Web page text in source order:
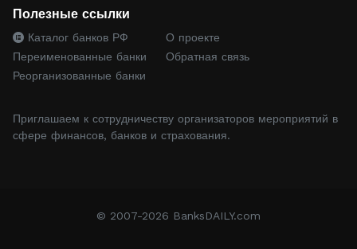
Полезные ссылки
Каталог банков РФ
Переименованные банки
Реорганизованные банки
О проекте
Обратная связь
Приглашаем к сотрудничеству организаторов мероприятий в
сфере финансов, банков и страхования.
© 2007-2026 BanksDAILY.com